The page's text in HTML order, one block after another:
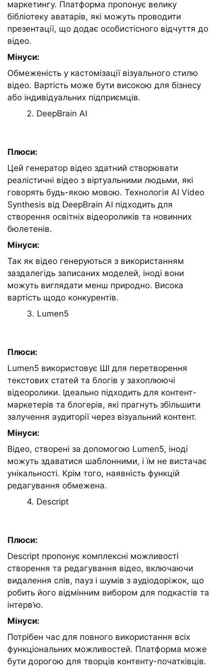
маркетингу. Платформа пропонує велику
бібліотеку аватарів, які можуть проводити
презентації, що додає особистісного відчуття до
відео.
Мінуси:
Обмеженість у кастомізації візуального стилю
відео. Вартість може бути високою для бізнесу
або індивідуальних підприємців.
2. DeepBrain AI
Плюси:
Цей генератор відео здатний створювати
реалістичні відео з віртуальними людьми, які
говорять будь-якою мовою. Технологія AI Video
Synthesis від DeepBrain AI підходить для
створення освітніх відеороликів та новинних
бюлетенів.
Мінуси:
Так як відео генеруються з використанням
заздалегідь записаних моделей, іноді вони
можуть виглядати менш природно. Висока
вартість щодо конкурентів.
3. Lumen5
Плюси:
Lumen5 використовує ШІ для перетворення
текстових статей та блогів у захоплюючі
відеоролики. Ідеально підходить для контент-
маркетерів та блогерів, які прагнуть збільшити
залучення аудиторії через візуальний контент.
Мінуси:
Відео, створені за допомогою Lumen5, іноді
можуть здаватися шаблонними, і їм не вистачає
унікальності. Крім того, наявність функцій
редагування обмежена.
4. Descript
Плюси:
Descript пропонує комплексні можливості
створення та редагування відео, включаючи
видалення слів, пауз і шумів з аудіодоріжок, що
робить його відмінним вибором для подкастів та
інтерв’ю.
Мінуси:
Потрібен час для повного використання всіх
функціональних можливостей. Платформа може
бути дорогою для творців контенту-початківців.